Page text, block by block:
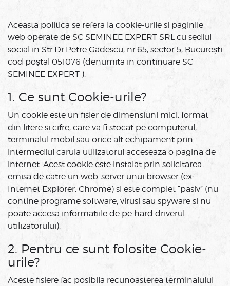
Aceasta politica se refera la cookie-urile si paginile
web operate de SC SEMINEE EXPERT SRL cu sediul
social in Str.Dr.Petre Gadescu, nr.65, sector 5, București
cod poștal 051076 (denumita in continuare SC
SEMINEE EXPERT ).
1. Ce sunt Cookie-urile?
Un cookie este un fisier de dimensiuni mici, format
din litere si cifre, care va fi stocat pe computerul,
terminalul mobil sau orice alt echipament prin
intermediul caruia utilizatorul acceseaza o pagina de
internet. Acest cookie este instalat prin solicitarea
emisa de catre un web-server unui browser (ex:
Internet Explorer, Chrome) si este complet “pasiv” (nu
contine programe software, virusi sau spyware si nu
poate accesa informatiile de pe hard driverul
utilizatorului).
2. Pentru ce sunt folosite Cookie-
urile?
Aceste fisiere fac posibila recunoasterea terminalului